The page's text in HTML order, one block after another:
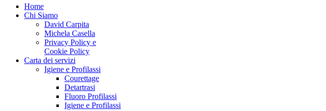
Home
Chi Siamo
David Carpita
Michela Casella
Privacy Policy e
Cookie Policy
Carta dei servizi
Igiene e Profilassi
Courettage
Detartrasi
Fluoro Profilassi
Igiene e Profilassi